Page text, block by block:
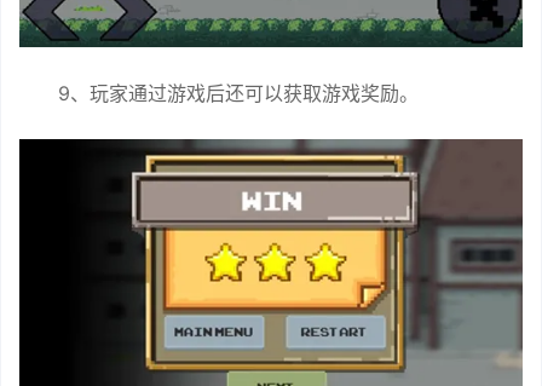
9、玩家通过游戏后还可以获取游戏奖励。